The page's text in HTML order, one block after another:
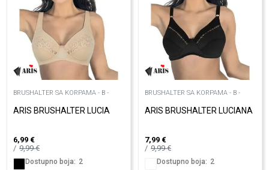
BRUSHALTER SA KORPAMA - B -
ARIS BRUSHALTER LUCIA
6,99 €
9,99€
Dostupno boja: 2
BRUSHALTER SA KORPAMA - B -
ARIS BRUSHALTER LUCIANA
7,99 €
9,99€
Dostupno boja: 2